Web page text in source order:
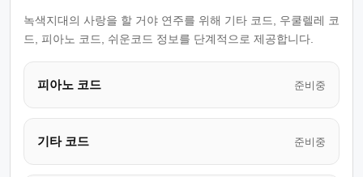
녹색지대의 사랑을 할 거야 연주를 위해 기타 코드, 우쿨렐레 코
드, 피아노 코드, 쉬운코드 정보를 단계적으로 제공합니다.
피아노 코드 준비중
기타 코드 준비중